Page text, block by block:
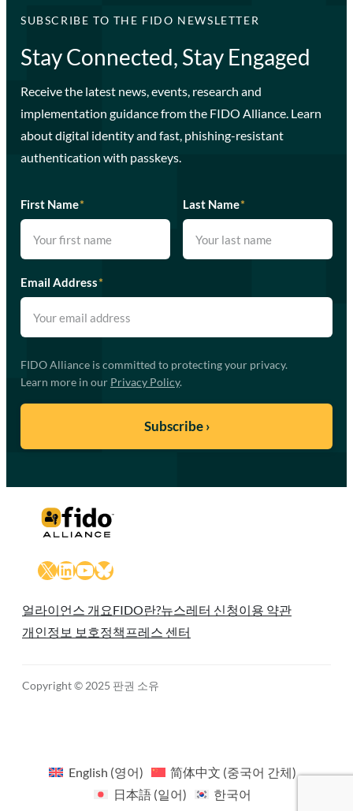
SUBSCRIBE TO THE FIDO NEWSLETTER
Stay Connected, Stay Engaged
Receive the latest news, events, research and
implementation guidance from the FIDO Alliance. Learn
about digital identity and fast, phishing-resistant
authentication with passkeys.
First Name* Last Name*
Email Address*
FIDO Alliance is committed to protecting your privacy.
Learn more in our Privacy Policy.
X LinkedIn
YouTube
Bluesky
얼라이언스 개요FIDO란?뉴스레터 신청이용 약관
개인정보 보호정책 프레스 센터
Copyright © 2025 판권 소유
English (영어) 简体中文 (중국어 간체)
日本語(일어) 한국어